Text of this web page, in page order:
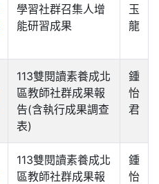
學習社群召集人增
能研習成果
玉
龍
113雙閱讀素養成北
區教師社群成果報
告(含執行成果調查
表)
鍾
怡
君
113雙閱讀素養成北
區教師社群成果報
鍾
怡